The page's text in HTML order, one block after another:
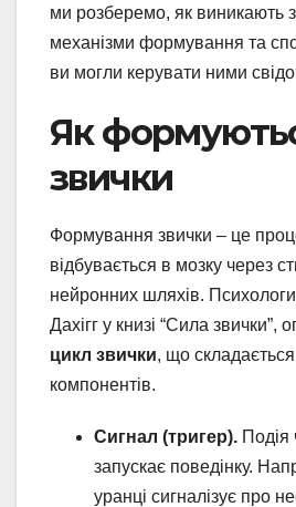
ми розберемо, як виникають
механізми формування та
ви могли керувати ними
Як
звички
Формування звички – це
відбувається в мозку через
нейронних шляхів.
Дахігг у книзі “Сила звички”,
цикл звички, що
компонентів.
Сигнал (тригер). Подія
запускає поведінку.
уранці сигналізує про